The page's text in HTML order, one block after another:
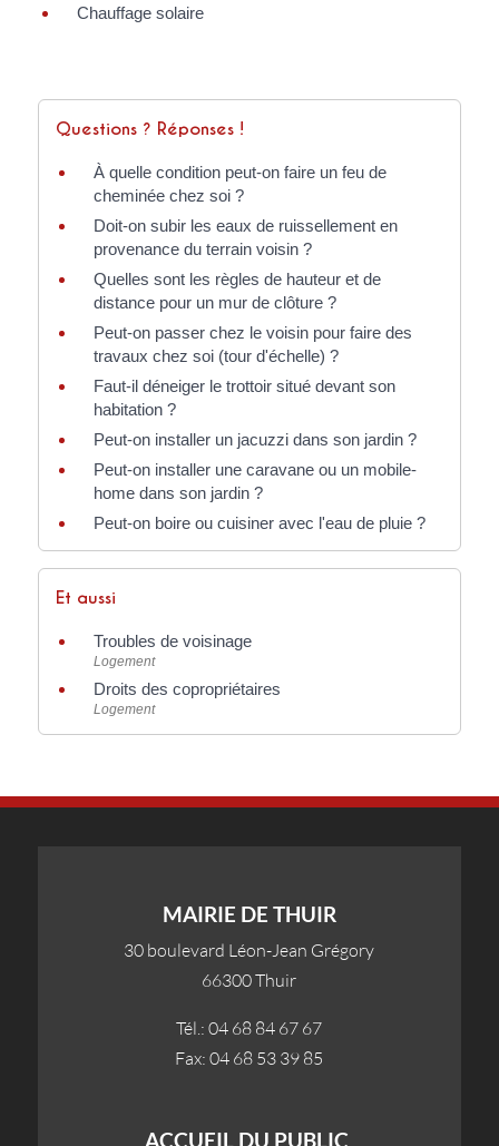
Chauffage solaire
Questions ? Réponses !
À quelle condition peut-on faire un feu de
cheminée chez soi ?
Doit-on subir les eaux de ruissellement en
provenance du terrain voisin ?
Quelles sont les règles de hauteur et de
distance pour un mur de clôture ?
Peut-on passer chez le voisin pour faire des
travaux chez soi (tour d'échelle) ?
Faut-il déneiger le trottoir situé devant son
habitation ?
Peut-on installer un jacuzzi dans son jardin ?
Peut-on installer une caravane ou un mobile-
home dans son jardin ?
Peut-on boire ou cuisiner avec l'eau de pluie ?
Et aussi
Troubles de voisinage
Logement
Droits des copropriétaires
Logement
MAIRIE DE THUIR
30 boulevard Léon-Jean Grégory
66300 Thuir
Tél.: 04 68 84 67 67
Fax: 04 68 53 39 85
ACCUEIL DU PUBLIC